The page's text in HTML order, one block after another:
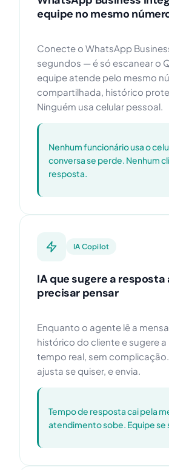
equipe no mesmo
Conecte o WhatsApp
segundos — é só escanear o
equipe atende pelo mesmo
compartilhada, histórico
Ninguém usa celular pessoal.
Nenhum funcionário usa o
conversa se perde. Nenhum
resposta.
IA Copilot
IA que sugere a
precisar pensar
Enquanto o agente lê a
histórico do cliente e sugere
tempo real, sem
ajusta se quiser, e envia.
Tempo de resposta cai pela
atendimento sobe. Equipe se